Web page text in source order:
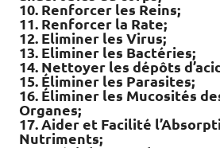
10. Renforcer les Reins;
11. Renforcer la Rate;
12. Eliminer les Virus;
13. Eliminer les Bactéries;
14. Nettoyer les dépôts
15. Éliminer les Parasites;
16. Éliminer les Mucosités
Organes;
17. Aider et Facilité
Nutriments;